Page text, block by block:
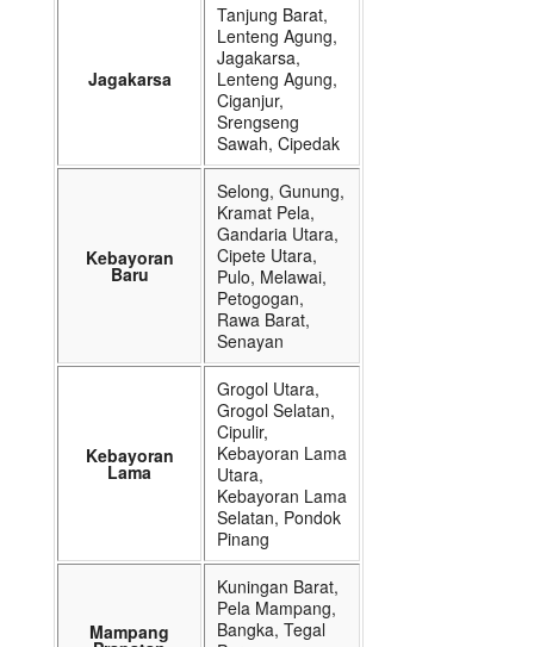
Jagakarsa
Tanjung Barat,
Lenteng Agung,
Jagakarsa,
Lenteng Agung,
Ciganjur,
Srengseng
Sawah, Cipedak
Kebayoran
Baru
Selong, Gunung,
Kramat Pela,
Gandaria Utara,
Cipete Utara,
Pulo, Melawai,
Petogogan,
Rawa Barat,
Senayan
Kebayoran
Lama
Grogol Utara,
Grogol Selatan,
Cipulir,
Kebayoran Lama
Utara,
Kebayoran Lama
Selatan, Pondok
Pinang
Mampang
Kuningan Barat,
Pela Mampang,
Bangka, Tegal